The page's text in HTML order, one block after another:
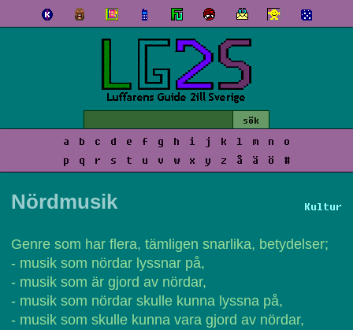
a b c d e f g h i j k l m n
o
p
q r s t u v w x y z å ä ö #
Kultur
Nördmusik
Genre som har flera, tämligen snarlika, betydelser;
- musik som nördar lyssnar på,
- musik som är gjord av nördar,
- musik som nördar skulle kunna lyssna på,
- musik som skulle kunna vara gjord av nördar,